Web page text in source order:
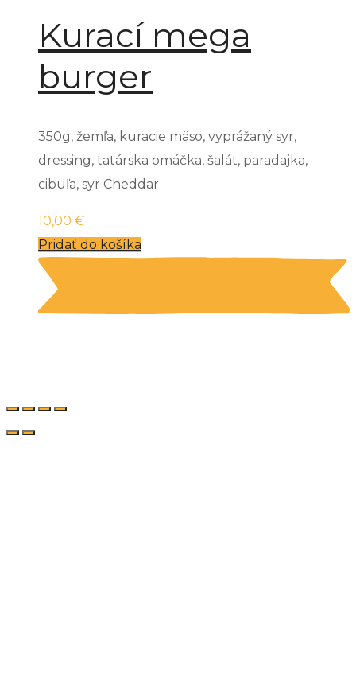
Kurací mega
burger
350g, žemľa, kuracie mäso, vyprážaný syr,
dressing, tatárska omáčka, šalát, paradajka,
cibuľa, syr Cheddar
10,00 €
Pridať do košíka